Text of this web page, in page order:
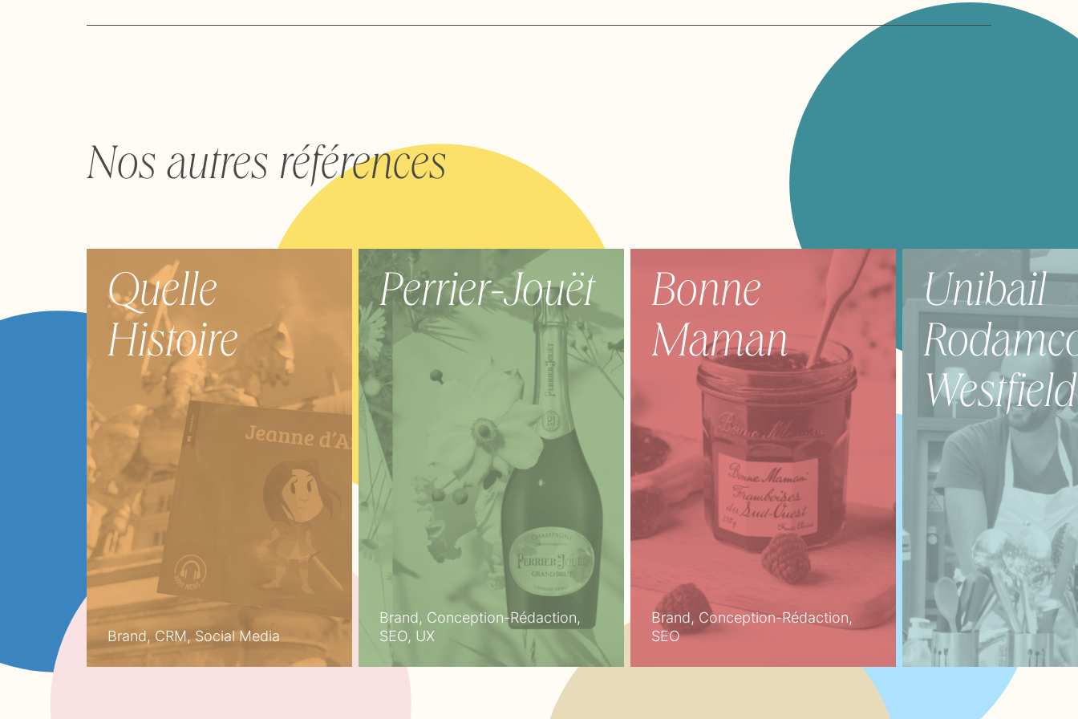
Nos autres références
Quelle
Histoire
Brand, CRM, Social Media
Perrier-Jouët
Brand, Conception-Rédaction,
SEO, UX
Bonne
Maman
Brand, Conception-Rédaction,
SEO
Unibail
Westfield